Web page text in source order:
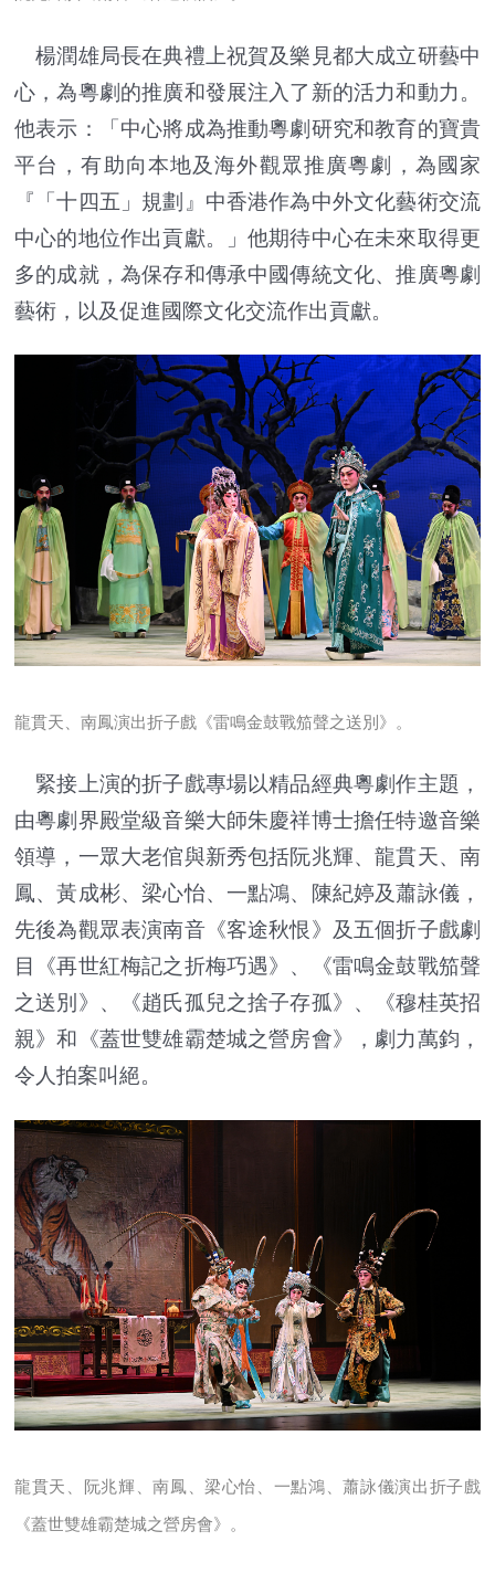
楊潤雄局長在典禮上祝賀及樂見都大成立研藝中
心，為粵劇的推廣和發展注入了新的活力和動力。
他表示：「中心將成為推動粵劇研究和教育的寶貴
平台，有助向本地及海外觀眾推廣粵劇，為國家
『「十四五」規劃』中香港作為中外文化藝術交流
中心的地位作出貢獻。」他期待中心在未來取得更
多的成就，為保存和傳承中國傳統文化、推廣粵劇
藝術，以及促進國際文化交流作出貢獻。
龍貫天、南鳳演出折子戲《雷鳴金鼓戰笳聲之送別》。
緊接上演的折子戲專場以精品經典粵劇作主題，
由粵劇界殿堂級音樂大師朱慶祥博士擔任特邀音樂
領導，一眾大老倌與新秀包括阮兆輝、龍貫天、南
鳳、黃成彬、梁心怡、一點鴻、陳紀婷及蕭詠儀，
先後為觀眾表演南音《客途秋恨》及五個折子戲劇
目《再世紅梅記之折梅巧遇》、《雷鳴金鼓戰笳聲
之送別》、《趙氏孤兒之捨子存孤》、《穆桂英招
親》和《蓋世雙雄霸楚城之營房會》，劇力萬鈞，
令人拍案叫絕。
龍貫天、阮兆輝、南鳳、梁心怡、一點鴻、蕭詠儀演出折子戲
《蓋世雙雄霸楚城之營房會》。